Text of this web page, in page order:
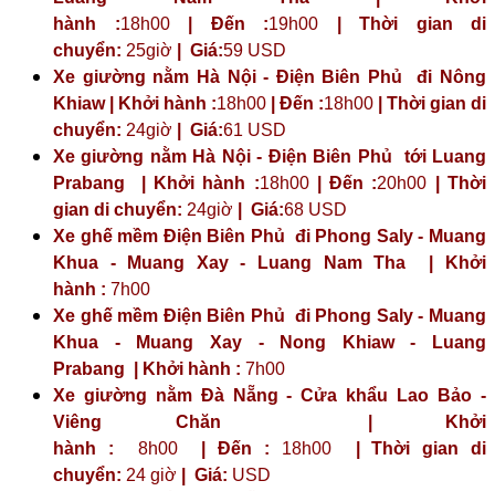
hành :18h00| Đến :19h00 | Thời gian di
chuyển: 25giờ | Giá:59 USD
Xe giường nằm Hà Nội - Điện Biên Phủ đi Nông
Khiaw | Khởi hành :18h00 | Đến :18h00 | Thời gian di
chuyển: 24giờ | Giá:61 USD
Xe giường nằm Hà Nội - Điện Biên Phủ tới Luang
Prabang | Khởi hành :18h00| Đến :20h00 | Thời
gian di chuyển: 24giờ | Giá:68 USD
Xe ghế mềm Điện Biên Phủ đi Phong Saly - Muang
Khua - Muang Xay - Luang Nam Tha | Khởi
hành : 7h00
Xe ghế mềm Điện Biên Phủ đi Phong Saly - Muang
Khua - Muang Xay - Nong Khiaw - Luang
Prabang | Khởi hành : 7h00
Xe giường nằm Đà Nẵng - Cửa khẩu Lao Bảo -
Viêng Chăn | Khởi
hành : 8h00| Đến : 18h00| Thời gian di
chuyển: 24 giờ | Giá: USD